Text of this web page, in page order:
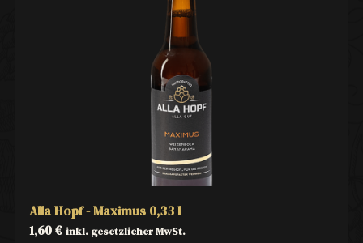
Alla Hopf - Maximus 0,33 l
1,60€ inkl. gesetzlicher MwSt.